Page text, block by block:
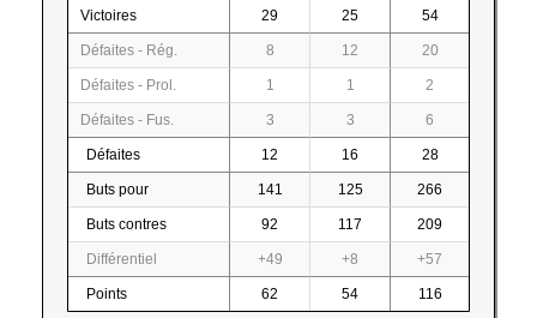
Victoires 29 25 54
Défaites - Rég. 8 12 20
Défaites - Prol. 1 1 2
Défaites - Fus. 3 3 6
Défaites 12 16 28
Buts pour 141 125 266
Buts contres 92 117 209
Différentiel +49 +8 +57
Points 62 54 116